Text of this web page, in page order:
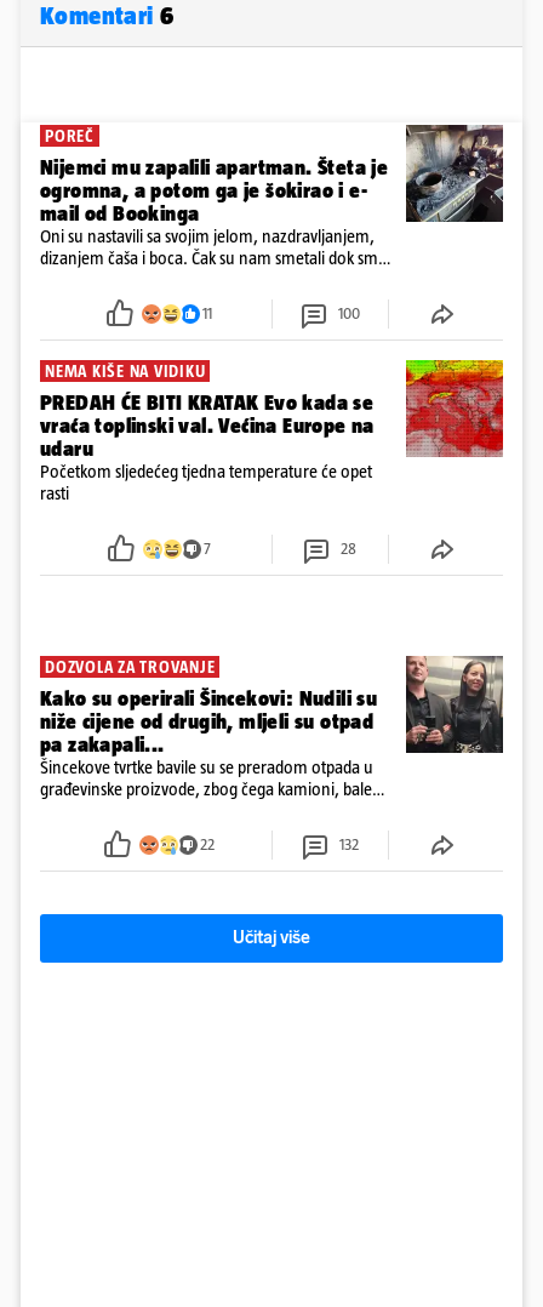
Komentari 6
POREČ
Nijemci mu zapalili apartman. Šteta je
ogromna, a potom ga je šokirao i e-
mail od Bookinga
Oni su nastavili sa svojim jelom, nazdravljanjem,
dizanjem čaša i boca. Čak su nam smetali dok smo
požar, rekao je vlasnik
11 100
NEMA KIŠE NA VIDIKU
PREDAH ĆE BITI KRATAK Evo kada se
vraća toplinski val. Većina Europe na
udaru
Početkom sljedećeg tjedna temperature će opet
rasti
7 28
DOZVOLA ZA TROVANJE
Kako su operirali Šincekovi: Nudili su
niže cijene od drugih, mljeli su otpad
pa zakapali...
Šincekove tvrtke bavile su se preradom otpada u
građevinske proizvode, zbog čega kamioni, bale
22 132
Učitaj više